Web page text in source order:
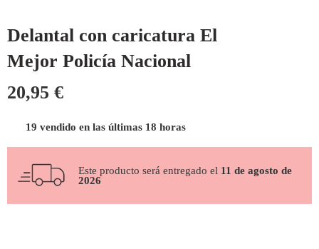
Delantal con caricatura El
Mejor Policía Nacional
20,95 €
19 vendido en las últimas 18 horas
Este producto será entregado el 11 de agosto de
2026